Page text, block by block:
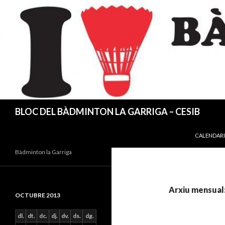
BLOC DEL BÀDMINTON LA GARRIGA – CESIB
Arxiu
Bàdminton la Garriga
OCTUBRE 2013
dl. dt. dc. dj. dv. ds. dg.